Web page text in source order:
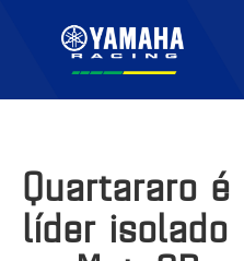
Quartararo é
líder isolado